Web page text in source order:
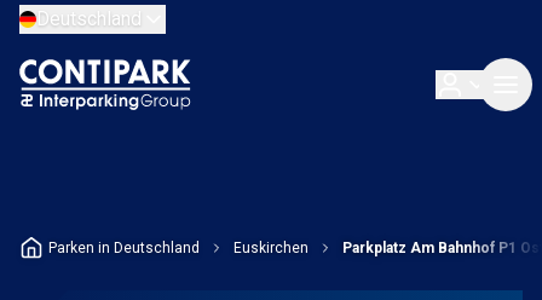
Deutschland
Parken in Deutschland Euskirchen Parkplatz Am Bahnhof P1